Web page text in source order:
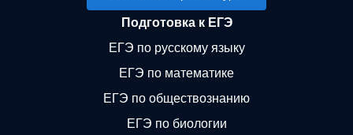
Подготовка к ЕГЭ
ЕГЭ по русскому языку
ЕГЭ по математике
ЕГЭ по обществознанию
ЕГЭ по биологии